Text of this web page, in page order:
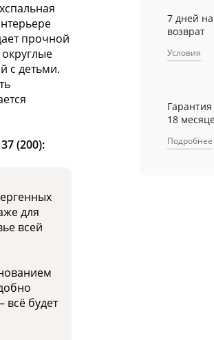
прочной
с детьми.
(200):
для
всей
всё будет
7 дней
возврат
Условия
18
Подробнее